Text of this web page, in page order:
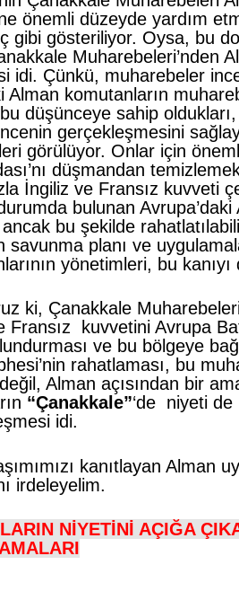
önemli düzeyde yardım
gibi gösteriliyor. Oysa, bu
Muharebeleri’nden
idi. Çünkü, muharebeler
Alman komutanların
düşünceye sahip
gerçekleşmesini
görülüyor. Onlar için
düşmandan
İngiliz ve Fransız kuvveti
durumda bulunan Avrupa’daki
bu şekilde
savunma planı ve
yönetimleri, bu
ki, Çanakkale
Fransız kuvvetini Avrupa
ve bu bölgeye
rahatlaması, bu
Alman açısından bir
“Çanakkale”‘de niyeti de
idi.
kanıtlayan Alman
irdeleyelim.
NİYETİNİ AÇIĞA